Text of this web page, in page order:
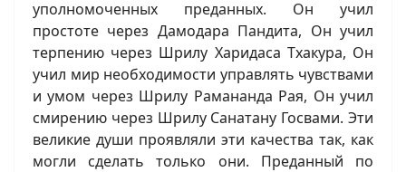
уполномоченных преданных. Он учил
простоте через Дамодара Пандита, Он учил
терпению через Шрилу Харидаса Тхакура, Он
учил мир необходимости управлять чувствами
и умом через Шрилу Рамананда Рая, Он учил
смирению через Шрилу Санатану Госвами. Эти
великие души проявляли эти качества так, как
могли сделать только они. Преданный по